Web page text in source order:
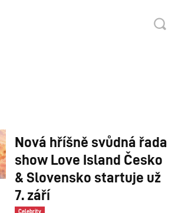
Nová hříšně svůdná řada
show Love Island Česko
& Slovensko startuje už
7. září
Celebrity